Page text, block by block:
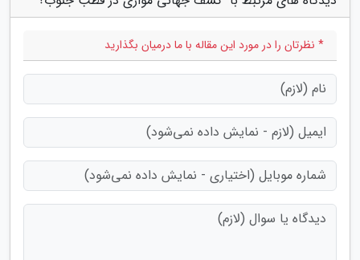
* نظرتان را در مورد این مقاله با ما درمیان بگذارید